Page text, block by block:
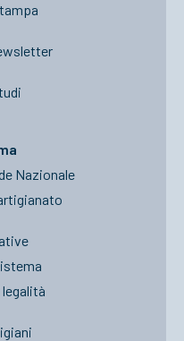
Nazionale